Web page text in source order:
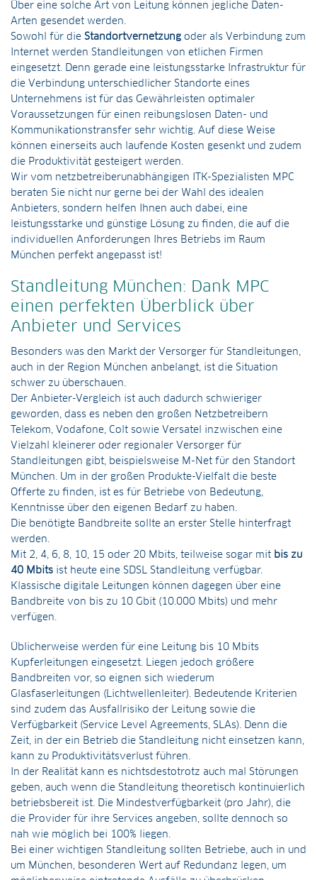
Über eine solche Art von Leitung können jegliche Daten-
Arten gesendet werden.
Sowohl für die Standortvernetzung oder als Verbindung zum
Internet werden Standleitungen von etlichen Firmen
eingesetzt. Denn gerade eine leistungsstarke Infrastruktur für
die Verbindung unterschiedlicher Standorte eines
Unternehmens ist für das Gewährleisten optimaler
Voraussetzungen für einen reibungslosen Daten- und
Kommunikationstransfer sehr wichtig. Auf diese Weise
können einerseits auch laufende Kosten gesenkt und zudem
die Produktivität gesteigert werden.
Wir vom netzbetreiberunabhängigen ITK-Spezialisten MPC
beraten Sie nicht nur gerne bei der Wahl des idealen
Anbieters, sondern helfen Ihnen auch dabei, eine
leistungsstarke und günstige Lösung zu finden, die auf die
individuellen Anforderungen Ihres Betriebs im Raum
München perfekt angepasst ist!
Standleitung München: Dank MPC
einen perfekten Überblick über
Anbieter und Services
Besonders was den Markt der Versorger für Standleitungen,
auch in der Region München anbelangt, ist die Situation
schwer zu überschauen.
Der Anbieter-Vergleich ist auch dadurch schwieriger
geworden, dass es neben den großen Netzbetreibern
Telekom, Vodafone, Colt sowie Versatel inzwischen eine
Vielzahl kleinerer oder regionaler Versorger für
Standleitungen gibt, beispielsweise M-Net für den Standort
München. Um in der großen Produkte-Vielfalt die beste
Offerte zu finden, ist es für Betriebe von Bedeutung,
Kenntnisse über den eigenen Bedarf zu haben.
Die benötigte Bandbreite sollte an erster Stelle hinterfragt
werden.
Mit 2, 4, 6, 8, 10, 15 oder 20 Mbits, teilweise sogar mit bis zu
40 Mbits ist heute eine SDSL Standleitung verfügbar.
Klassische digitale Leitungen können dagegen über eine
Bandbreite von bis zu 10 Gbit (10.000 Mbits) und mehr
verfügen.
Üblicherweise werden für eine Leitung bis 10 Mbits
Kupferleitungen eingesetzt. Liegen jedoch größere
Bandbreiten vor, so eignen sich wiederum
Glasfaserleitungen (Lichtwellenleiter). Bedeutende Kriterien
sind zudem das Ausfallrisiko der Leitung sowie die
Verfügbarkeit (Service Level Agreements, SLAs). Denn die
Zeit, in der ein Betrieb die Standleitung nicht einsetzen kann,
kann zu Produktivitätsverlust führen.
In der Realität kann es nichtsdestotrotz auch mal Störungen
geben, auch wenn die Standleitung theoretisch kontinuierlich
betriebsbereit ist. Die Mindestverfügbarkeit (pro Jahr), die
die Provider für ihre Services angeben, sollte dennoch so
nah wie möglich bei 100% liegen.
Bei einer wichtigen Standleitung sollten Betriebe, auch in und
um München, besonderen Wert auf Redundanz legen, um